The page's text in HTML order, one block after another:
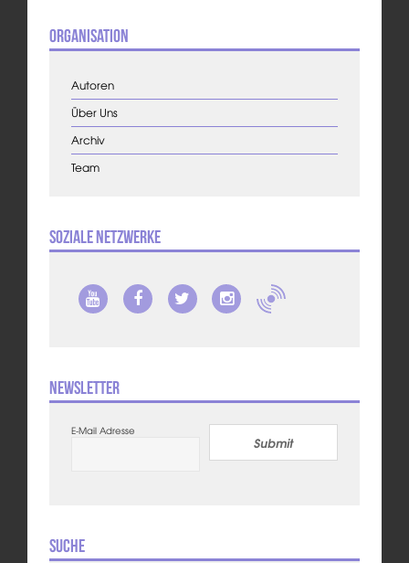
Organisation
Autoren
Über Uns
Archiv
Team
Soziale Netzwerke
Newsletter
E-Mail Adresse
Submit
Suche